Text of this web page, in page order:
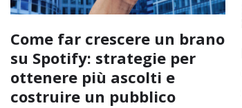
Come far crescere un brano
su Spotify: strategie per
ottenere più ascolti e
costruire un pubblico